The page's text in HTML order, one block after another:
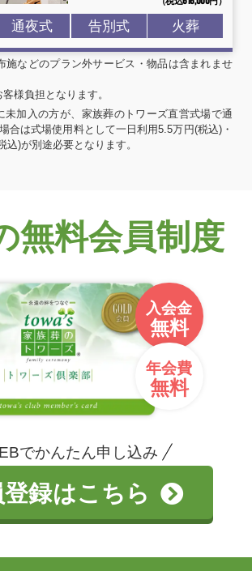
通夜式 告別式 火葬
施などのプラン外サービス・物品は含まれませ
様負担となります。
加入の方が、家族葬のトワーズ直営式場で通
合は式場使用料として一日利用5.5万円(税込)・
込)が別途必要となります。
無料会員制度
入会金
無料
年会費
無料
でかんたん申し込み
録はこちら